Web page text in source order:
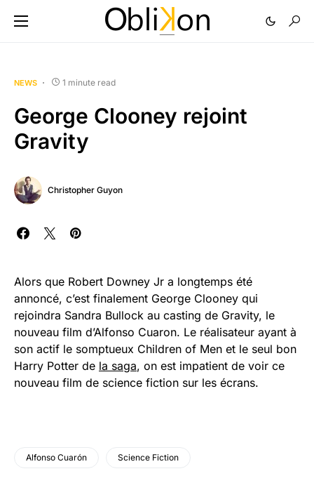
NEWS 1 minute read
George Clooney rejoint
Gravity
Christopher Guyon
Alors que Robert Downey Jr a longtemps été
annoncé, c’est finalement George Clooney qui
rejoindra Sandra Bullock au casting de Gravity, le
nouveau film d’Alfonso Cuaron. Le réalisateur ayant à
son actif le somptueux Children of Men et le seul bon
Harry Potter de la saga, on est impatient de voir ce
nouveau film de science fiction sur les écrans.
Alfonso Cuarón Science Fiction